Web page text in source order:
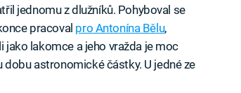
jednomu z dlužníků. Pohyboval se
pracoval pro Antonína Bělu,
jako lakomce a jeho vražda je moc
dobu astronomické částky. U jedné ze